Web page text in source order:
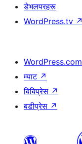
डेभलपरहरू
WordPress.tv ↗
WordPress.com
म्याट ↗
बिबिप्रेस ↗
बडीप्रेस ↗